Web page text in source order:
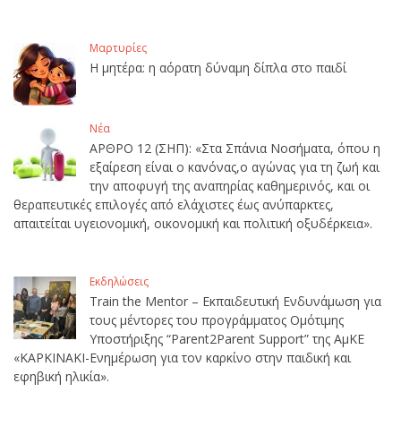
Μαρτυρίες
Η μητέρα: η αόρατη δύναμη δίπλα στο παιδί
Νέα
ΑΡΘΡΟ 12 (ΣΗΠ): «Στα Σπάνια Νοσήματα, όπου η
εξαίρεση είναι ο κανόνας,ο αγώνας για τη ζωή και
την αποφυγή της αναπηρίας καθημερινός, και οι
θεραπευτικές επιλογές από ελάχιστες έως ανύπαρκτες,
απαιτείται υγειονομική, οικονομική και πολιτική οξυδέρκεια».
Εκδηλώσεις
Train the Mentor – Εκπαιδευτική Ενδυνάμωση για
τους μέντορες του προγράμματος Ομότιμης
Υποστήριξης “Parent2Parent Support” της ΑμΚΕ
«ΚΑΡΚΙΝΑΚΙ-Ενημέρωση για τον καρκίνο στην παιδική και
εφηβική ηλικία».